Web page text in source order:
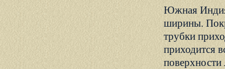
Южная
ширины.
трубки
приходится